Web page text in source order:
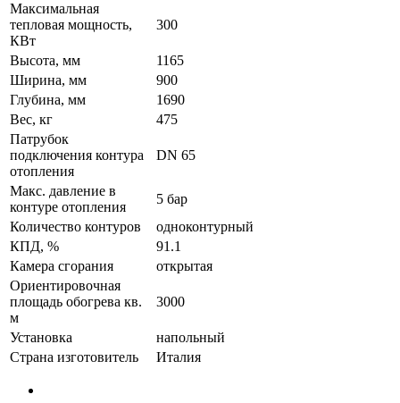
Максимальная
тепловая мощность,
КВт
300
Высота, мм
1165
Ширина, мм
900
Глубина, мм
1690
Вес, кг
475
Патрубок
подключения контура
отопления
DN 65
Макс. давление в
контуре отопления
5 бар
Количество контуров
одноконтурный
КПД, %
91.1
Камера сгорания
открытая
Ориентировочная
площадь обогрева кв.
м
3000
Установка
напольный
Страна изготовитель
Италия